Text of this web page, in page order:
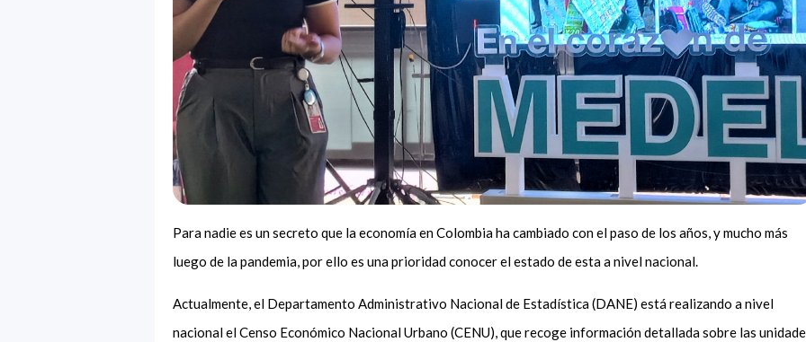
Para nadie es un secreto que la economía en Colombia ha cambiado con el paso de los años, y mucho más
luego de la pandemia, por ello es una prioridad conocer el estado de esta a nivel nacional.
Actualmente, el Departamento Administrativo Nacional de Estadística (DANE) está realizando a nivel
nacional el Censo Económico Nacional Urbano (CENU), que recoge información detallada sobre las